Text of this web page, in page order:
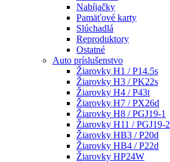
Nabíjačky
Pamäťové karty
Slúchadlá
Reproduktory
Ostatné
Auto príslušenstvo
Žiarovky H1 / P14.5s
Žiarovky H3 / PK22s
Žiarovky H4 / P43t
Žiarovky H7 / PX26d
Žiarovky H8 / PGJ19-1
Žiarovky H11 / PGJ19-2
Žiarovky HB3 / P20d
Žiarovky HB4 / P22d
Žiarovky HP24W